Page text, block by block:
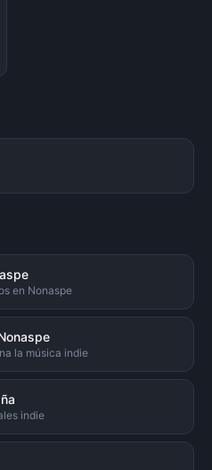
en Nonaspe
la música indie
indie